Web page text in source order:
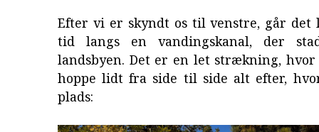
Efter vi er skyndt os til venstre, går det
tid langs en vandingskanal, der
landsbyen. Det er en let strækning, hvor
hoppe lidt fra side til side alt efter,
plads: